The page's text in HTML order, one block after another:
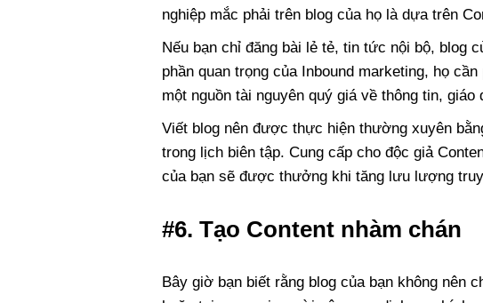
nghiệp mắc phải trên blog của họ là dựa trên
Nếu bạn chỉ đăng bài lẻ tẻ, tin tức nội bộ, blog
phần quan trọng của Inbound marketing, họ
một nguồn tài nguyên quý giá về thông tin,
Viết blog nên được thực hiện thường xuyên
trong lịch biên tập. Cung cấp cho độc giả
của bạn sẽ được thưởng khi tăng lưu lượng
#6. Tạo Content nhàm chán
Bây giờ bạn biết rằng blog của bạn không nên